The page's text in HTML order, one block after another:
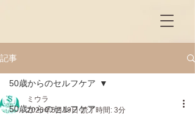
記事
50歳からのセルフケア
50歳からのセルフケア
ミウラ
2020年5月19日 読了時間: 3分